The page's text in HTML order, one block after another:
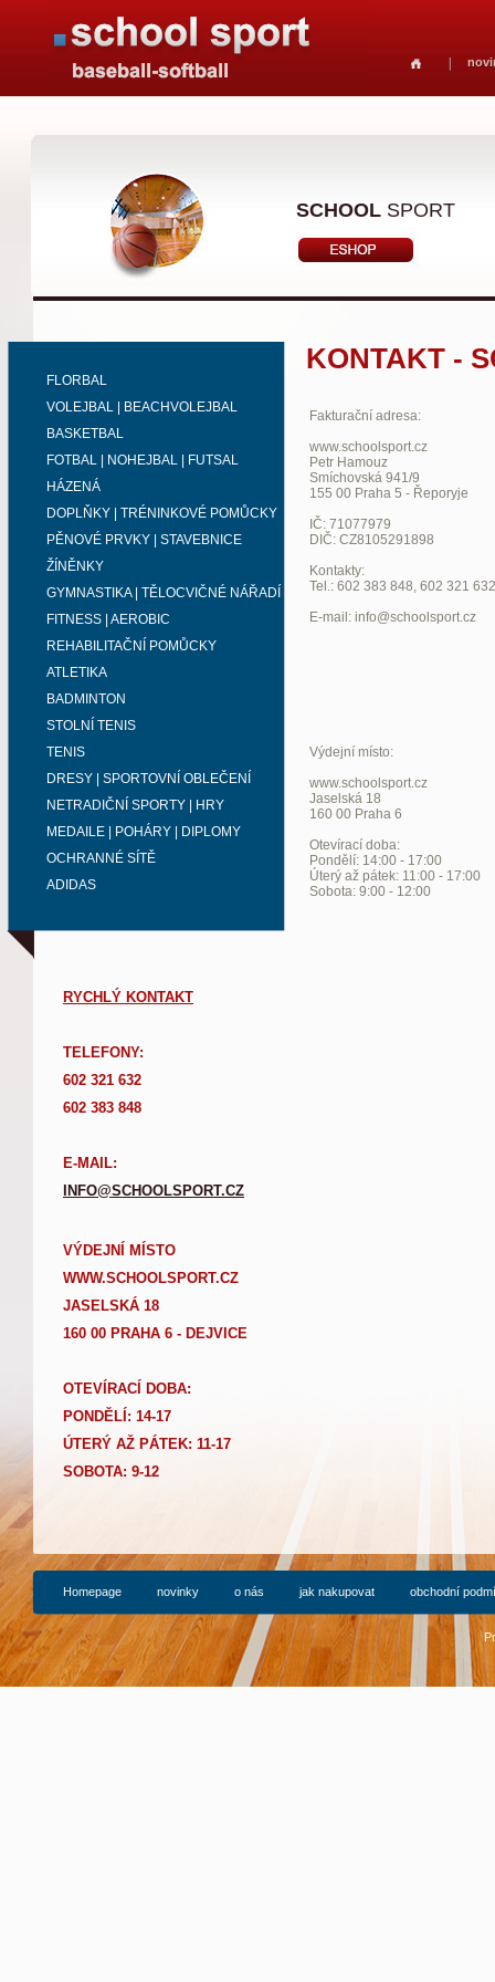
SCHOOL SPORT
FLORBAL
VOLEJBAL | BEACHVOLEJBAL
BASKETBAL
FOTBAL | NOHEJBAL | FUTSAL
HÁZENÁ
DOPLŇKY | TRÉNINKOVÉ POMŮCKY
PĚNOVÉ PRVKY | STAVEBNICE
ŽÍNĚNKY
GYMNASTIKA | TĚLOCVIČNÉ NÁŘADÍ
FITNESS | AEROBIC
REHABILITAČNÍ POMŮCKY
ATLETIKA
BADMINTON
STOLNÍ TENIS
TENIS
DRESY | SPORTOVNÍ OBLEČENÍ
NETRADIČNÍ SPORTY | HRY
MEDAILE | POHÁRY | DIPLOMY
OCHRANNÉ SÍTĚ
ADIDAS
RYCHLÝ KONTAKT
TELEFONY:
602 321 632
602 383 848
E-MAIL:
INFO@SCHOOLSPORT.CZ
VÝDEJNÍ MÍSTO
WWW.SCHOOLSPORT.CZ
JASELSKÁ 18
160 00 PRAHA 6 - DEJVICE
OTEVÍRACÍ DOBA:
PONDĚLÍ: 14-17
ÚTERÝ AŽ PÁTEK: 11-17
SOBOTA: 9-12
KONTAKT -
Fakturační adresa:
www.schoolsport.cz
Petr Hamouz
Smíchovská 941/9
155 00 Praha 5 - Řeporyje
IČ: 71077979
DIČ: CZ8105291898
Kontakty:
Tel.: 602 383 848, 602 321 632
E-mail: info@schoolsport.cz
Výdejní místo:
www.schoolsport.cz
Jaselská 18
160 00 Praha 6
Otevírací doba:
Pondělí: 14:00 - 17:00
Úterý až pátek: 11:00 - 17:00
Sobota: 9:00 - 12:00
Homepage novinky o nás jak nakupovat obchodní